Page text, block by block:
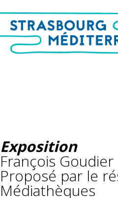
Exposition
François Goudier
Proposé par le
Médiathèques